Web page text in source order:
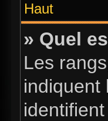
Haut
» Quel
Les
indiquent